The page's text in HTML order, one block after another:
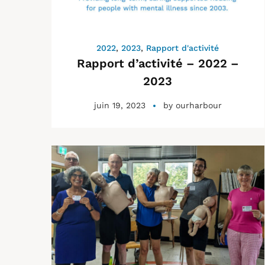
2022,2023, Rapport d'activité
Rapport d’activité – 2022 –
2023
juin 19, 2023 by ourharbour